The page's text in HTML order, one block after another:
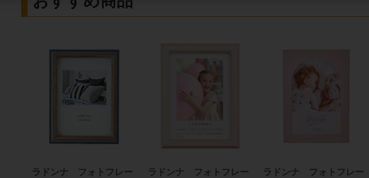
ラドンナ フォトフレー
ラドンナ フォトフレー
ラドンナ フォトフレー